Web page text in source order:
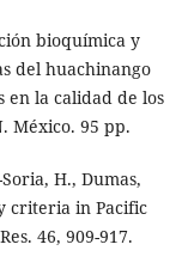
bioquímica y
del huachinango
en la calidad de los
México. 95 pp.
H., Dumas,
criteria in Pacific
46, 909-917.